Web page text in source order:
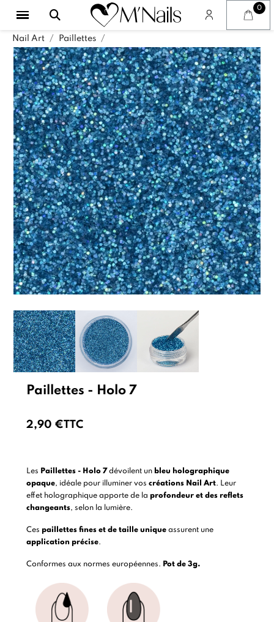
Nail Art Paillettes
Paillettes - Holo 7
2,90 €TTC
Les Paillettes - Holo 7dévoilent un bleu holographique
opaque, idéale pour illuminer vos créations Nail Art. Leur
effet holographique apporte de la profondeur et des reflets
changeants, selon la lumière.
Ces paillettes fines et de taille uniqueassurent une
application précise.
Conformes aux normes européennes. Pot de 3g.